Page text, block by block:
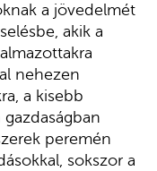
a jövedelmét
akik a
nehezen
a kisebb
peremén
sokszor a